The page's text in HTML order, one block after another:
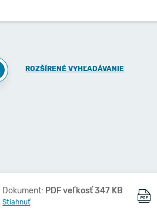
ROZŠÍRENÉ VYHĽADÁVANIE
Dokument: PDF veľkosť 347 KB
Stiahnuť